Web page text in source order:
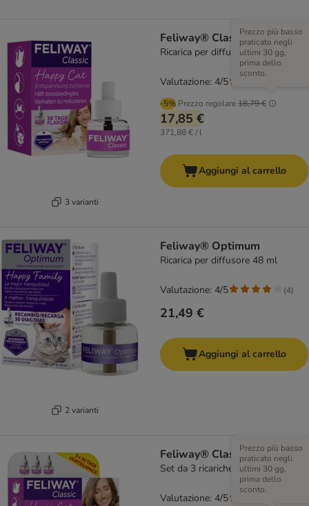
3 varianti
Feliway® Classic
Ricarica per diffusore 48 ml
-5% Prezzo regolare18,79 €
Prezzo più basso
praticato negli
ultimi 30 gg,
prima dello
sconto.
17,85 €
371,88 € / l
Valutazione: 4/5
Aggiungi al carrello
2 varianti
Feliway® Optimum
Ricarica per diffusore 48 ml
21,49 €
Valutazione: 4/5 (4)
Aggiungi al carrello
Feliway® Classic
Set da 3 ricariche (48 ml cad.)
Prezzo più basso
praticato negli
ultimi 30 gg,
prima dello
sconto.
Valutazione: 4/5